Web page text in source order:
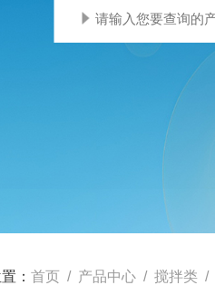
： 首页 / 产品中心 / 搅拌类 /